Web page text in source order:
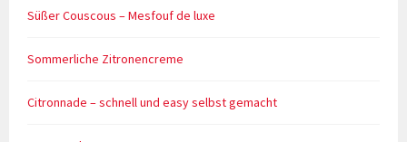
Süßer Couscous – Mesfouf de luxe
Sommerliche Zitronencreme
Citronnade – schnell und easy selbst gemacht